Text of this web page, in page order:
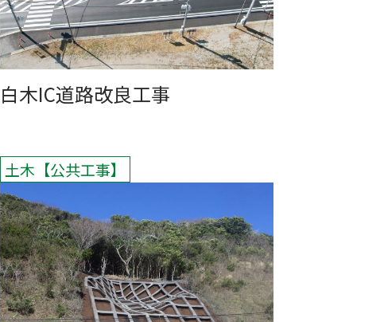
白木IC道路改良工事
土木 公共工事